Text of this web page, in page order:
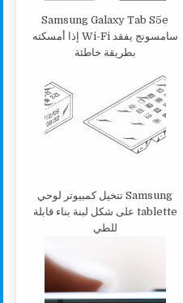
Samsung Galaxy Tab S5e
سامسونج يفقد Wi-Fi إذا أمسكته
بطريقة خاطئة
Samsung تتخيل كمبيوتر لوحي
tablette على شكل لبنة بناء قابلة
للطي